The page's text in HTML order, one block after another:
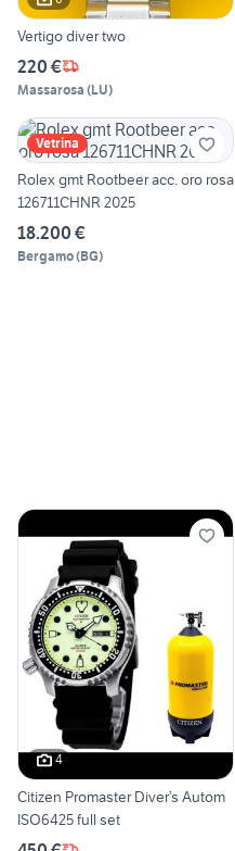
Vertigo diver two
220 €
Massarosa (LU)
Vetrina
Rolex gmt Rootbeer acc. oro rosa
126711CHNR 2025
18.200 €
Bergamo(BG)
4
Citizen Promaster Diver’s Autom
ISO6425 full set